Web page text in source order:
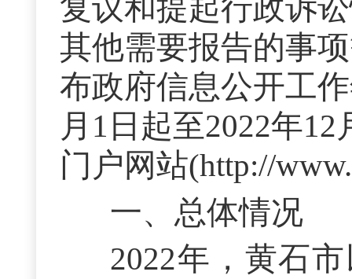
复议和提起行政诉
其他需要报告的事
布政府信息公开工
月1日起至2022年
门户网站(http://
一、总体情况
2022年，黄石